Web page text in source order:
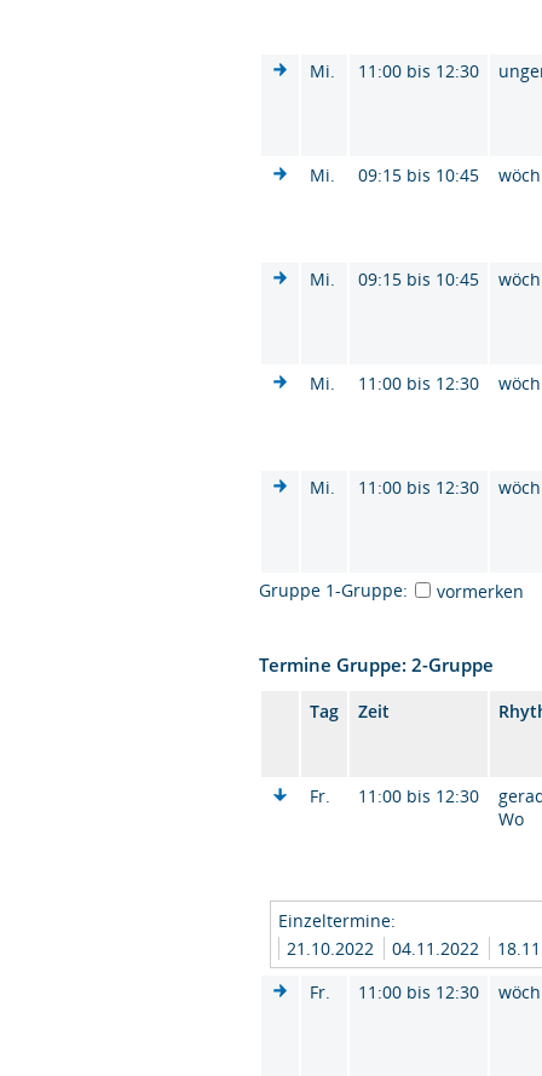
Mi. 11:00 bis 12:30
Mi. 09:15 bis 10:45
Mi. 09:15 bis 10:45
Mi. 11:00 bis 12:30
Mi. 11:00 bis 12:30
Gruppe 1-Gruppe: vormerken
Termine Gruppe: 2-Gruppe
Tag Zeit
Fr. 11:00 bis 12:30
Wo
Einzeltermine:
21.10.2022
04.11.2022
Fr.
11:00 bis 12:30